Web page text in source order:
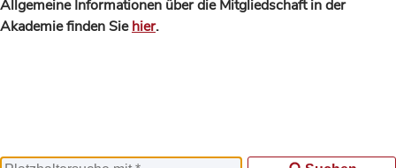
Allgemeine Informationen über die Mitgliedschaft in der
Akademie finden Siehier.